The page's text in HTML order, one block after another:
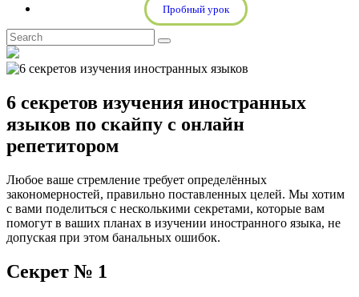
Пробный урок
6 секретов изучения иностранных
языков по скайпу с онлайн
репетитором
Любое ваше стремление требует определённых
закономерностей, правильно поставленных целей. Мы хотим
с вами поделиться с несколькими секретами, которые вам
помогут в ваших планах в изучении иностранного языка, не
допуская при этом банальных ошибок.
Секрет № 1